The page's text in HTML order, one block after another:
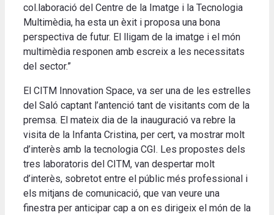
col.laboració del Centre de la Imatge i la Tecnologia
Multimèdia, ha esta un èxit i proposa una bona
perspectiva de futur. El lligam de la imatge i el món
multimèdia responen amb escreix a les necessitats
del sector.”
El CITM Innovation Space, va ser una de les estrelles
del Saló captant l’antenció tant de visitants com de la
premsa. El mateix dia de la inauguració va rebre la
visita de la Infanta Cristina, per cert, va mostrar molt
d’interès amb la tecnologia CGI. Les propostes dels
tres laboratoris del CITM, van despertar molt
d’interès, sobretot entre el públic més professional i
els mitjans de comunicació, que van veure una
finestra per anticipar cap a on es dirigeix el món de la